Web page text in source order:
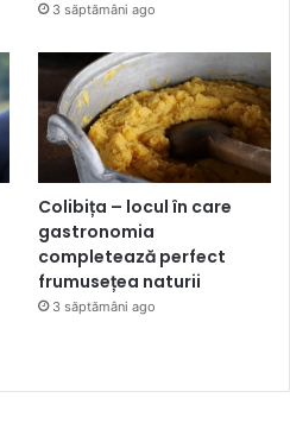
3 săptămâni ago
Colibița – locul în care
gastronomia
completează perfect
frumusețea naturii
3 săptămâni ago